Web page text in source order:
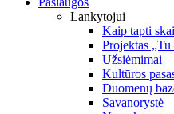
Lankytojui
Kaip tapti
Projektas
Užsiėmimai
Kultūros
Duomenų
Savanorystė